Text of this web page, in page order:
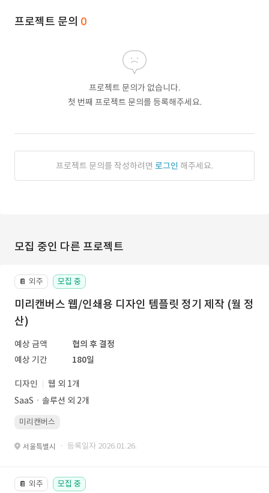
프로젝트 문의 0
프로젝트 문의가 없습니다.
첫 번째 프로젝트 문의를 등록해주세요.
프로젝트 문의를 작성하려면 로그인 해주세요.
모집 중인 다른 프로젝트
📔 외주 모집 중
미리캔버스 웹/인쇄용 디자인 템플릿 정기 제작 (월 정
산)
예상 금액
협의 후 결정
예상 기간
180일
디자인
웹 외 1개
SaaSㆍ솔루션 외 2개
미리캔버스
서울특별시 · 등록일자 2026.01.26.
📔 외주 모집 중